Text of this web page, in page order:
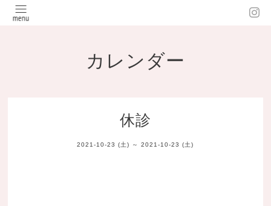
カレンダー
休診
2021-10-23 (土) ～ 2021-10-23 (土)